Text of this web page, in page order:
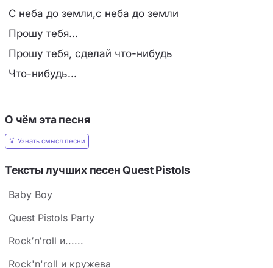
С неба до земли,с неба до земли
Прошу тебя...
Прошу тебя, сделай что-нибудь
Что-нибудь...
О чём эта песня
Узнать смысл песни
Тексты лучших песен Quest Pistols
Baby Boy
Quest Pistols Party
Rock′n′roll и......
Rock'n'roll и кружева